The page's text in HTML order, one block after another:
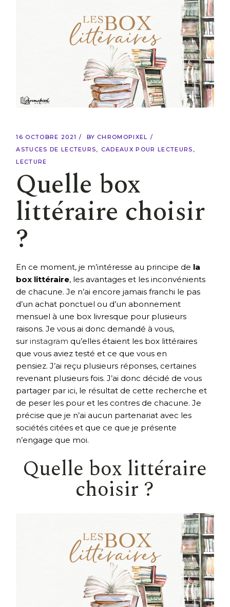
16 OCTOBRE 2021 BY CHROMOPIXEL
ASTUCES DE LECTEURS
CADEAUX POUR LECTEURS
LECTURE
Quelle box
littéraire choisir
?
En ce moment, je m’intéresse au principe de la
box littéraire, les avantages et les inconvénients
de chacune. Je n’ai encore jamais franchi le pas
d’un achat ponctuel ou d’un abonnement
mensuel à une box livresque pour plusieurs
raisons. Je vous ai donc demandé à vous,
surinstagram qu’elles étaient les box littéraires
que vous aviez testé et ce que vous en
pensiez. J’ai reçu plusieurs réponses, certaines
revenant plusieurs fois. J’ai donc décidé de vous
partager par ici, le résultat de cette recherche et
de peser les pour et les contres de chacune. Je
précise que je n’ai aucun partenariat avec les
sociétés citées et que ce que je présente
n’engage que moi.
Quelle box littéraire
choisir ?